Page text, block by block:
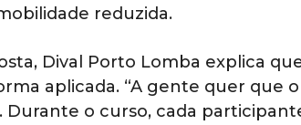
reduzida.
Dival Porto Lomba explica
aplicada. “A gente quer que
o curso, cada